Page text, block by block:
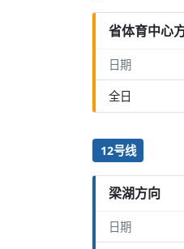
省体育中心
日期
全日
12号线
梁湖方向
日期